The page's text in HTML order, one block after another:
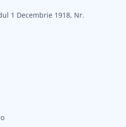
1 Decembrie 1918, Nr.